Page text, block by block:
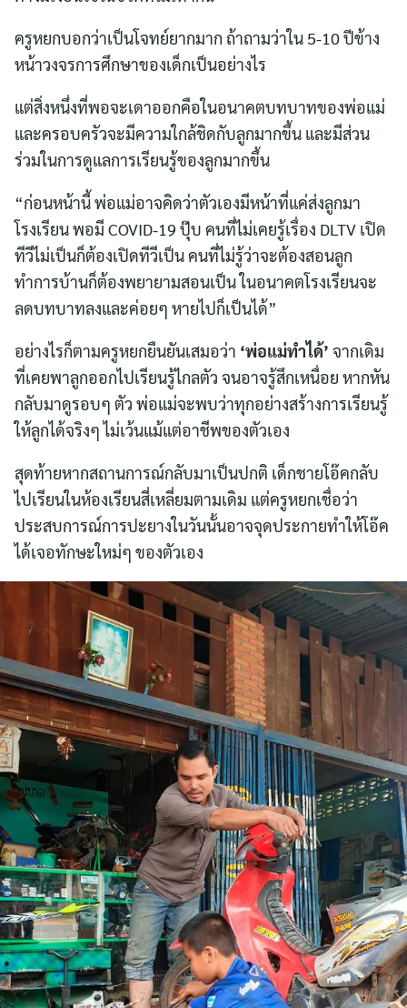
ครูหยกบอกว่าเป็นโจทย์ยากมาก ถ้าถามว่าใน 5-10 ปีข้าง
หน้าวงจรการศึกษาของเด็กเป็นอย่างไร
แต่สิ่งหนึ่งที่พอจะเดาออกคือในอนาคตบทบาทของพ่อแม่
และครอบครัวจะมีความใกล้ชิดกับลูกมากขึ้น และมีส่วน
ร่วมในการดูแลการเรียนรู้ของลูกมากขึ้น
“ก่อนหน้านี้ พ่อแม่อาจคิดว่าตัวเองมีหน้าที่แค่ส่งลูกมา
โรงเรียน พอมี COVID-19 ปุ๊บ คนที่ไม่เคยรู้เรื่อง DLTV เปิด
ทีวีไม่เป็นก็ต้องเปิดทีวีเป็น คนที่ไม่รู้ว่าจะต้องสอนลูก
ทำการบ้านก็ต้องพยายามสอนเป็น ในอนาคตโรงเรียนจะ
ลดบทบาทลงและค่อยๆ หายไปก็เป็นได้”
อย่างไรก็ตามครูหยกยืนยันเสมอว่า ‘พ่อแม่ทำได้’ จากเดิม
ที่เคยพาลูกออกไปเรียนรู้ไกลตัว จนอาจรู้สึกเหนื่อย หากหัน
กลับมาดูรอบๆ ตัว พ่อแม่จะพบว่าทุกอย่างสร้างการเรียนรู้
ให้ลูกได้จริงๆ ไม่เว้นแม้แต่อาชีพของตัวเอง
สุดท้ายหากสถานการณ์กลับมาเป็นปกติ เด็กชายโอ๊คกลับ
ไปเรียนในห้องเรียนสี่เหลี่ยมตามเดิม แต่ครูหยกเชื่อว่า
ประสบการณ์การปะยางในวันนั้นอาจจุดประกายทำให้โอ๊ค
ได้เจอทักษะใหม่ๆ ของตัวเอง